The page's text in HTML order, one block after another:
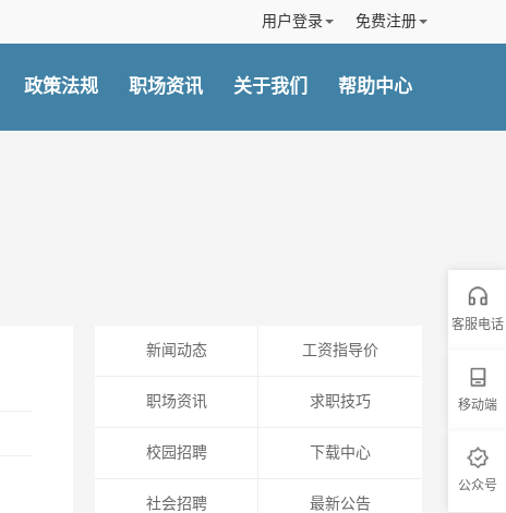
免费注册
用户登录
政策法规 职场资讯 关于我们 帮助中心
新闻动态 工资指导价
职场资讯 求职技巧
校园招聘 下载中心
社会招聘 最新公告
客服电话
移动端
公众号
客服电话
移动端
公众号